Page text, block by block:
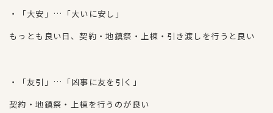
・「大安」…「大いに安し」
もっとも良い日、契約・地鎮祭・上棟・引き渡しを行うと良い
・「友引」…「凶事に友を引く」
契約・地鎮祭・上棟を行うのが良い